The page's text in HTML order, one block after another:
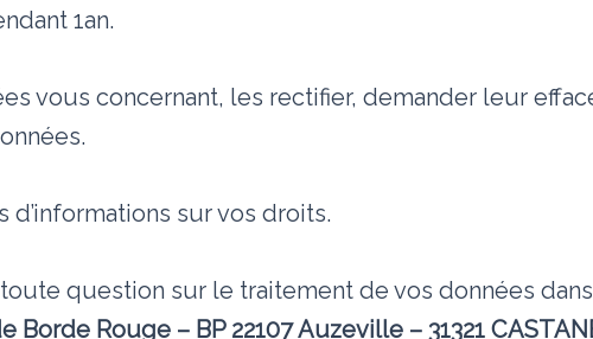
1an.
vous concernant, les rectifier, demander leur
sur vos droits.
question sur le traitement de vos données
Borde Rouge – BP 22107 Auzeville – 31321